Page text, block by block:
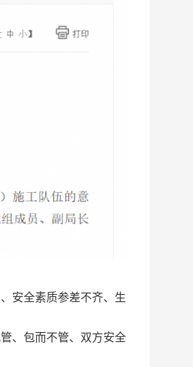
安全素质参差不齐、生
、包而不管、双方安全